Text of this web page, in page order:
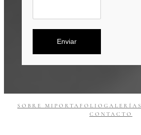
Enviar
SOBRE MI PORTAFOLIO GALERÍAS
CONTACTO